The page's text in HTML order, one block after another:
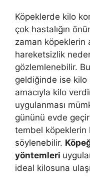
Köpeklerde kilo
çok hastalığın
zaman köpeklerin
hareketsizlik
gözlemlenebilir.
geldiğinde ise
amacıyla kilo
uygulanması
gününü evde
tembel köpeklerin
söylenebilir.
yöntemleri
ideal kilosuna